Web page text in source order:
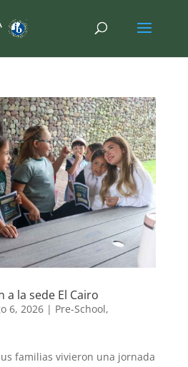
a la sede El Cairo
6, 2026| Pre-School,
familias vivieron una jornada